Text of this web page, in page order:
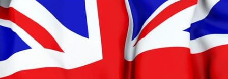
إقتصاد فن
منوعات رياضة
كأس العالم